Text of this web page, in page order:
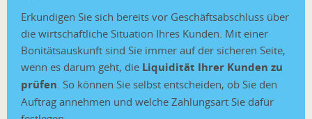
Erkundigen Sie sich bereits vor Geschäftsabschluss über
die wirtschaftliche Situation Ihres Kunden. Mit einer
Bonitätsauskunft sind Sie immer auf der sicheren Seite,
wenn es darum geht, die Liquidität Ihrer Kunden zu
prüfen . So können Sie selbst entscheiden, ob Sie den
Auftrag annehmen und welche Zahlungsart Sie dafür